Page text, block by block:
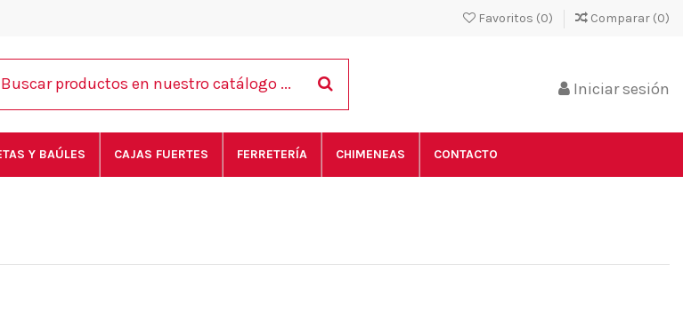
Favoritos (0) Comparar (0)
Iniciar sesión
Y BAÚLES CAJAS FUERTES FERRETERÍA CHIMENEAS CONTACTO